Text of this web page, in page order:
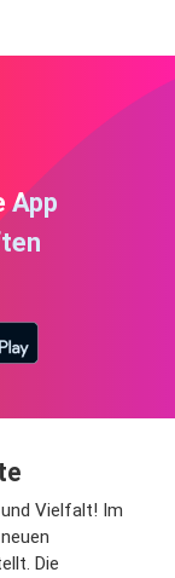
App
Vielfalt! Im
Die